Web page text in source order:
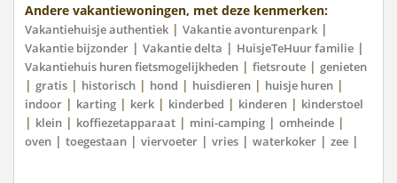
Andere vakantiewoningen, met deze kenmerken:
Vakantiehuisje authentiek | Vakantie avonturenpark |
Vakantie bijzonder | Vakantie delta | HuisjeTeHuur familie |
Vakantiehuis huren fietsmogelijkheden | fietsroute | genieten
| gratis | historisch | hond | huisdieren | huisje huren |
indoor | karting | kerk | kinderbed | kinderen | kinderstoel
| klein | koffiezetapparaat | mini-camping | omheinde |
oven | toegestaan | viervoeter | vries | waterkoker | zee |